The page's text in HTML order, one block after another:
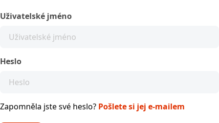
Uživatelské jméno
Heslo
Zapomněla jste své heslo? Pošlete si jej e-mailem